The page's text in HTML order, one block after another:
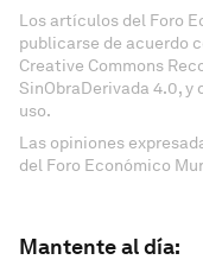
Los artículos del Foro
publicarse de acuerdo
Creative Commons
SinObraDerivada 4.0, y
uso.
Las opiniones
del Foro Económico
Mantente al día: